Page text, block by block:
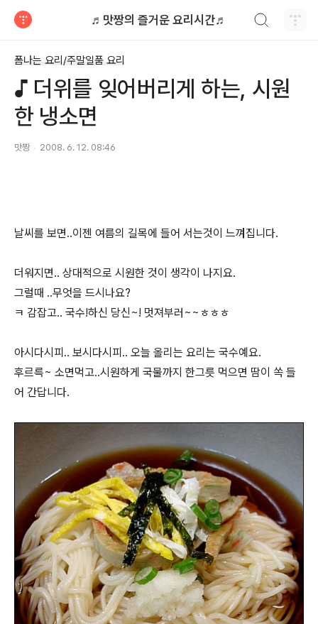
♬맛짱의 즐거운 요리시간♬
폼나는 요리/주말일품 요리
♪ 더위를 잊어버리게 하는, 시원
한 냉소면
맛짱 2008. 6. 12. 08:46
날씨를 보면..이젠 여름의 길목에 들어 서는것이 느껴집니다.
더워지면.. 상대적으로 시원한 것이 생각이 나지요.
그럴때 ..무엇을 드시나요?
ㅋ 감잡고.. 국수!하신 당신~! 멋져부러~~ㅎㅎㅎ
아시다시피.. 보시다시피.. 오늘 올리는 요리는 국수예요.
후르륵~ 소면먹고..시원하게 국물까지 한그릇 먹으면 땀이 쏙 들
어 간답니다.